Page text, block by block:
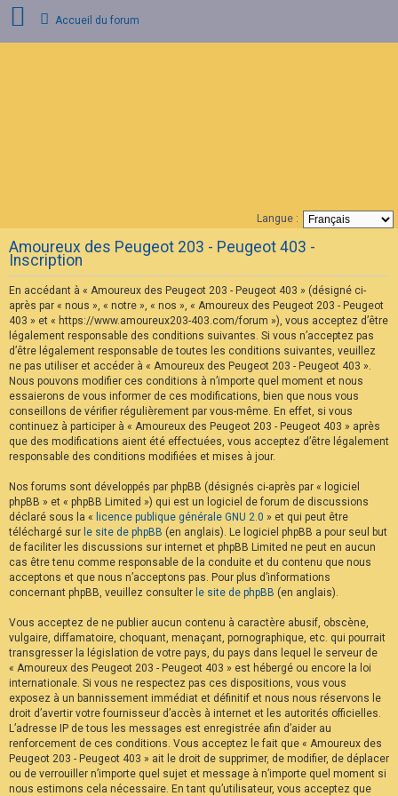
A
Q
Accueil du forum
Langue :
Amoureux des Peugeot 203 - Peugeot 403 -
Inscription
En accédant à « Amoureux des Peugeot 203 - Peugeot 403 » (désigné ci-
après par « nous », « notre », « nos », « Amoureux des Peugeot 203 - Peugeot
403 » et « https://www.amoureux203-403.com/forum »), vous acceptez d’être
légalement responsable des conditions suivantes. Si vous n’acceptez pas
d’être légalement responsable de toutes les conditions suivantes, veuillez
ne pas utiliser et accéder à « Amoureux des Peugeot 203 - Peugeot 403 ».
Nous pouvons modifier ces conditions à n’importe quel moment et nous
essaierons de vous informer de ces modifications, bien que nous vous
conseillons de vérifier régulièrement par vous-même. En effet, si vous
continuez à participer à « Amoureux des Peugeot 203 - Peugeot 403 » après
que des modifications aient été effectuées, vous acceptez d’être légalement
responsable des conditions modifiées et mises à jour.
Nos forums sont développés par phpBB (désignés ci-après par « logiciel
phpBB » et « phpBB Limited ») qui est un logiciel de forum de discussions
déclaré sous la « licence publique générale GNU 2.0 » et qui peut être
téléchargé sur le site de phpBB (en anglais). Le logiciel phpBB a pour seul but
de faciliter les discussions sur internet et phpBB Limited ne peut en aucun
cas être tenu comme responsable de la conduite et du contenu que nous
acceptons et que nous n’acceptons pas. Pour plus d’informations
concernant phpBB, veuillez consulter le site de phpBB (en anglais).
Vous acceptez de ne publier aucun contenu à caractère abusif, obscène,
vulgaire, diffamatoire, choquant, menaçant, pornographique, etc. qui pourrait
transgresser la législation de votre pays, du pays dans lequel le serveur de
« Amoureux des Peugeot 203 - Peugeot 403 » est hébergé ou encore la loi
internationale. Si vous ne respectez pas ces dispositions, vous vous
exposez à un bannissement immédiat et définitif et nous nous réservons le
droit d’avertir votre fournisseur d’accès à internet et les autorités officielles.
L’adresse IP de tous les messages est enregistrée afin d’aider au
renforcement de ces conditions. Vous acceptez le fait que « Amoureux des
Peugeot 203 - Peugeot 403 » ait le droit de supprimer, de modifier, de déplacer
ou de verrouiller n’importe quel sujet et message à n’importe quel moment si
nous estimons cela nécessaire. En tant qu’utilisateur, vous acceptez que